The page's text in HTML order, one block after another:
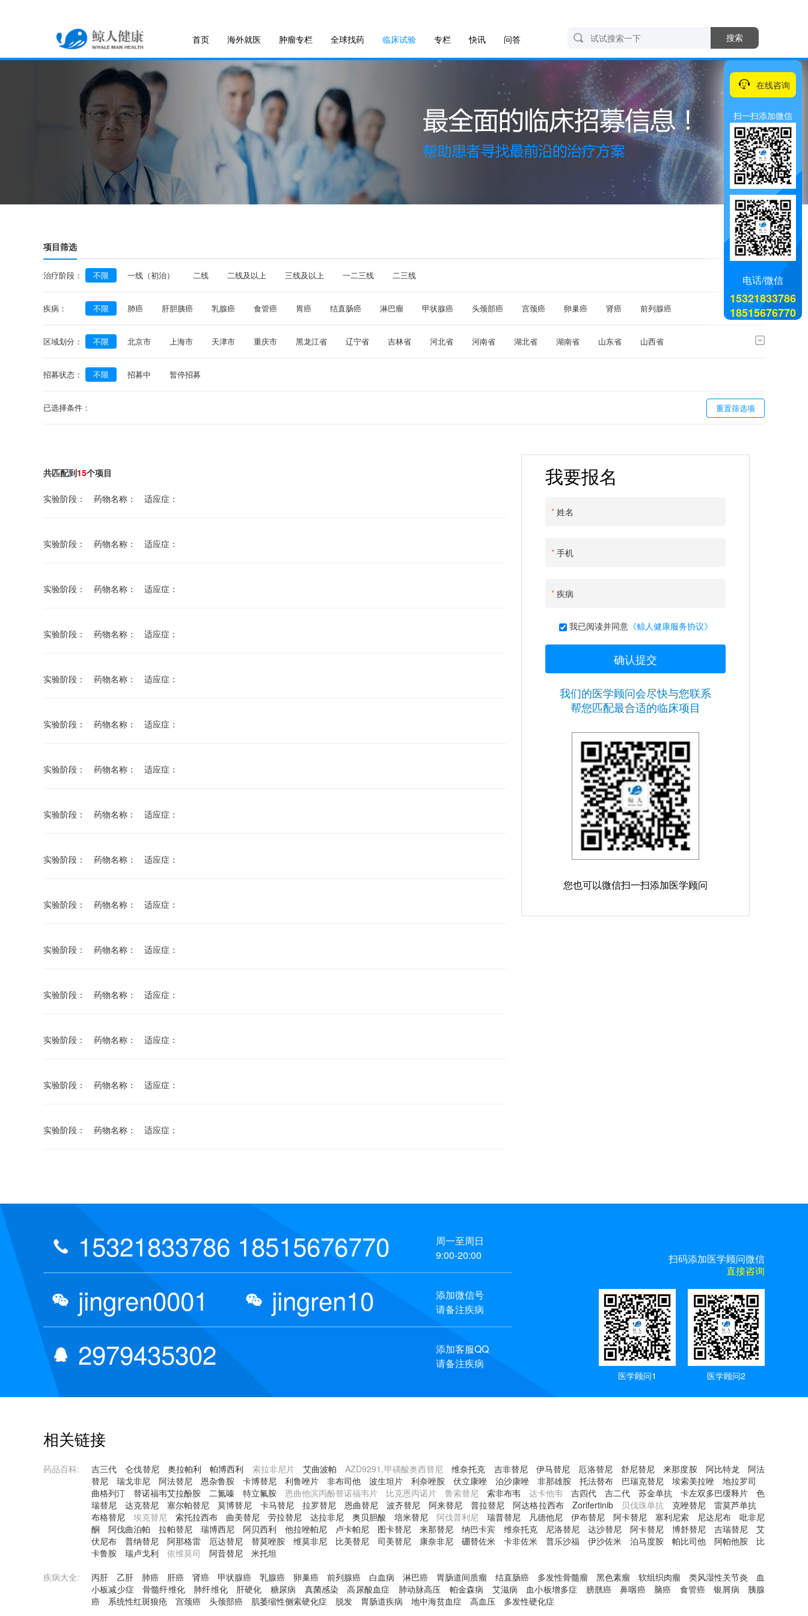
首页 海外就医 肿瘤专栏 全球找药 临床试验 专栏 快讯 问答 搜索
项目筛选
治疗阶段： 不限 一线（初治） 二线 二线及以上 三线及以上 一二三线 二三线
疾病： 不限 肺癌 肝胆胰癌 乳腺癌 食管癌 胃癌 结直肠癌 淋巴瘤 甲状腺癌 头颈部癌 宫颈癌 卵巢癌 肾癌
前列腺癌
区域划分：
不限 北京市 上海市 天津市 重庆市 黑龙江省 辽宁省 吉林省 河北省 河南省 湖北省 湖南省 山东省
山西省
内蒙古自治区
宁夏回族自治区
招募状态： 不限 招募中 暂停招募
已选择条件： 重置筛选项
共匹配到15个项目
实验阶段： 药物名称： 适应症：
实验阶段： 药物名称： 适应症：
实验阶段： 药物名称： 适应症：
实验阶段： 药物名称： 适应症：
实验阶段： 药物名称： 适应症：
实验阶段： 药物名称： 适应症：
实验阶段： 药物名称： 适应症：
实验阶段： 药物名称： 适应症：
实验阶段： 药物名称： 适应症：
实验阶段： 药物名称： 适应症：
实验阶段： 药物名称： 适应症：
实验阶段： 药物名称： 适应症：
实验阶段： 药物名称： 适应症：
实验阶段： 药物名称： 适应症：
实验阶段： 药物名称： 适应症：
我要报名
* 姓名
* 手机
* 疾病
我已阅读并同意《鲸人健康服务协议》
我们的医学顾问会尽快与您联系
帮您匹配最合适的临床项目
您也可以微信扫一扫添加医学顾问
在线咨询
扫一扫添加微信
电话/微信
15321833786
18515676770
15321833786 18515676770
周一至周日
9:00-20:00
jingren0001 jingren10
添加微信号
请备注疾病
2979435302
添加客服QQ
请备注疾病
扫码添加医学顾问微信
直接咨询
医学顾问1 医学顾问2
相关链接
药品百科: 吉三代 仑伐替尼 奥拉帕利 帕博西利 索拉非尼片艾曲波帕 AZD9291,甲磺酸奥西替尼维奈托克 吉非替尼 伊马替尼 厄洛替尼 舒尼替尼 来那度胺 阿比特龙
阿法
替尼
瑞戈非尼 阿法替尼 恩杂鲁胺 卡博替尼 利鲁唑片 非布司他 波生坦片 利奈唑胺 伏立康唑 泊沙康唑 非那雄胺 托法替布 巴瑞克替尼 埃索美拉唑
地拉罗司
曲格列汀
替诺福韦艾拉酚胺 二氮嗪 特立氟胺 恩曲他滨丙酚替诺福韦片 比克恩丙诺片 鲁索替尼 索非布韦 达卡他韦 吉四代 吉二代 苏金单抗 卡左双多巴缓释片
色
瑞替尼
达克替尼 塞尔帕替尼 莫博替尼 卡马替尼 拉罗替尼 恩曲替尼 波齐替尼 阿来替尼 普拉替尼 阿达格拉西布 Zorifertinib贝伐珠单抗 克唑替尼
雷莫芦单抗
布格替尼 埃克替尼 索托拉西布 曲美替尼 劳拉替尼 达拉非尼 奥贝胆酸 培米替尼 阿伐普利尼 瑞普替尼 凡德他尼 伊布替尼 阿卡替尼 塞利尼索 尼达尼布
吡非尼
酮
阿伐曲泊帕 拉帕替尼 瑞博西尼 阿贝西利 他拉唑帕尼 卢卡帕尼 图卡替尼 来那替尼 纳巴卡宾 维奈托克 尼洛替尼 达沙替尼 阿卡替尼 博舒替尼 吉瑞替尼
艾
伏尼布
普纳替尼 阿那格雷 厄达替尼 替莫唑胺 维莫非尼 比美替尼 司美替尼 康奈非尼 硼替佐米 卡非佐米 普乐沙福 伊沙佐米 泊马度胺 帕比司他 阿帕他胺
比
卡鲁胺
瑞卢戈利 依维莫司 阿昔替尼
米托坦
疾病大全:
丙肝 乙肝 肺癌 肝癌 肾癌 甲状腺癌 乳腺癌 卵巢癌 前列腺癌 白血病 淋巴癌 胃肠道间质瘤 结直肠癌 多发性骨髓瘤 黑色素瘤 软组织肉瘤 类风湿性关节炎
血
小板减少症
骨髓纤维化 肺纤维化 肝硬化 糖尿病 真菌感染 高尿酸血症 肺动脉高压 帕金森病 艾滋病 血小板增多症 膀胱癌 鼻咽癌 脑癌 食管癌 银屑病
胰腺
癌
系统性红斑狼疮 宫颈癌 头颈部癌 肌萎缩性侧索硬化症 脱发 胃肠道疾病 地中海贫血症 高血压 多发性硬化症